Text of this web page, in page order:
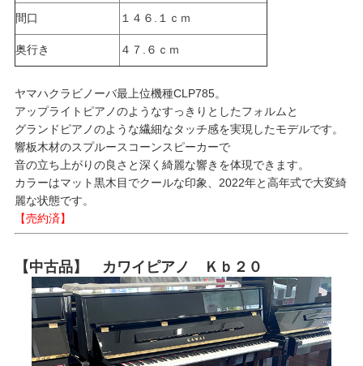
間口 １４６.１ｃｍ
奥行き ４７.６ｃｍ
ヤマハクラビノーバ最上位機種CLP785。
アップライトピアノのようなすっきりとしたフォルムと
グランドピアノのような繊細なタッチ感を実現したモデルです。
響板木材のスプルースコーンスピーカーで
音の立ち上がりの良さと深く綺麗な響きを体現できます。
カラーはマット黒木目でクールな印象、2022年と高年式で大変綺
麗な状態です。
【売約済】
【中古品】 カワイピアノ Ｋｂ２０